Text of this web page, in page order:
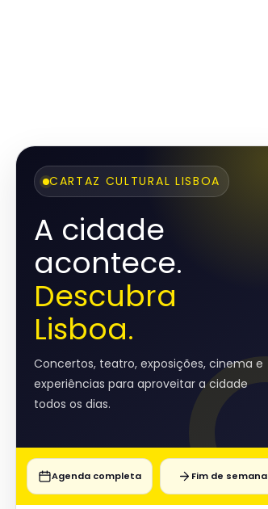
CARTAZ CULTURAL LISBOA
A cidade
acontece.
Descubra
Lisboa.
Concertos, teatro, exposições, cinema e
experiências para aproveitar a cidade
todos os dias.
Agenda completa Fim de semana